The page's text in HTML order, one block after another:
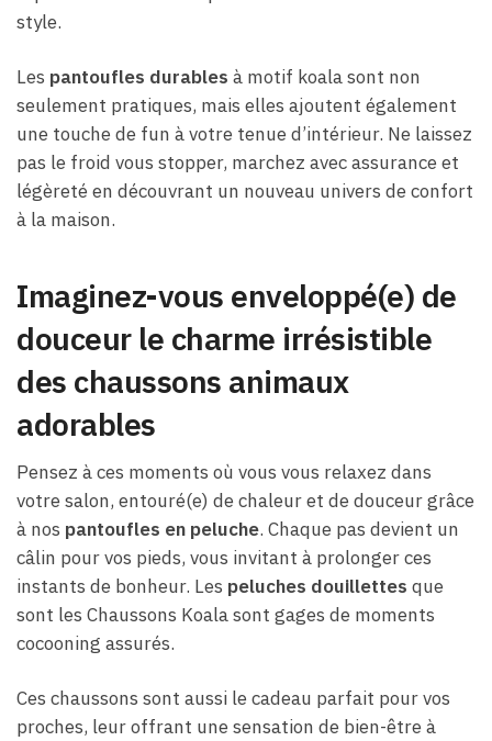
style.
Les pantoufles durables à motif koala sont non
seulement pratiques, mais elles ajoutent également
une touche de fun à votre tenue d’intérieur. Ne laissez
pas le froid vous stopper, marchez avec assurance et
légèreté en découvrant un nouveau univers de confort
à la maison.
Imaginez-vous enveloppé(e) de
douceur le charme irrésistible
des chaussons animaux
adorables
Pensez à ces moments où vous vous relaxez dans
votre salon, entouré(e) de chaleur et de douceur grâce
à nos pantoufles en peluche. Chaque pas devient un
câlin pour vos pieds, vous invitant à prolonger ces
instants de bonheur. Les peluches douillettes que
sont les Chaussons Koala sont gages de moments
cocooning assurés.
Ces chaussons sont aussi le cadeau parfait pour vos
proches, leur offrant une sensation de bien-être à